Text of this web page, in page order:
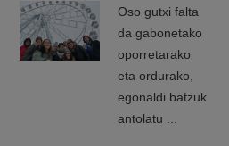
Oso gutxi falta
da gabonetako
oporretarako
eta ordurako,
egonaldi batzuk
antolatu ...